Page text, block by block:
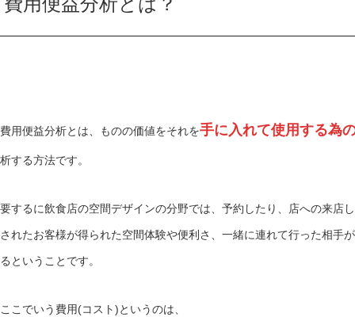
費用便益分析とは、ものの価値をそれを手に入れて使用する為
析する方法です。
要するに飲食店の空間デザインの分野では、予約したり、店への来店
されたお客様が得られた空間体験や便利さ、一緒に連れて行った相手
るということです。
ここでいう費用(コスト)というのは、